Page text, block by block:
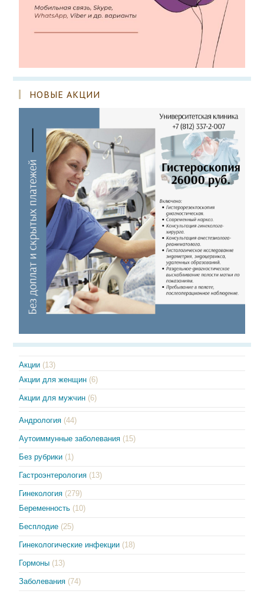
НОВЫЕ АКЦИИ
Акции (13)
Акции для женщин (6)
Акции для мужчин (6)
Андрология (44)
Аутоиммунные заболевания (15)
Без рубрики (1)
Гастроэнтерология (13)
Гинекология (279)
Беременность (10)
Бесплодие (25)
Гинекологические инфекции (18)
Гормоны (13)
Заболевания (74)